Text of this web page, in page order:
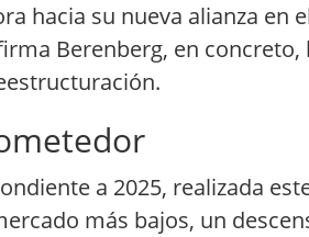
hacia su nueva alianza en
Berenberg, en
a 2025, realizada
más bajos, un